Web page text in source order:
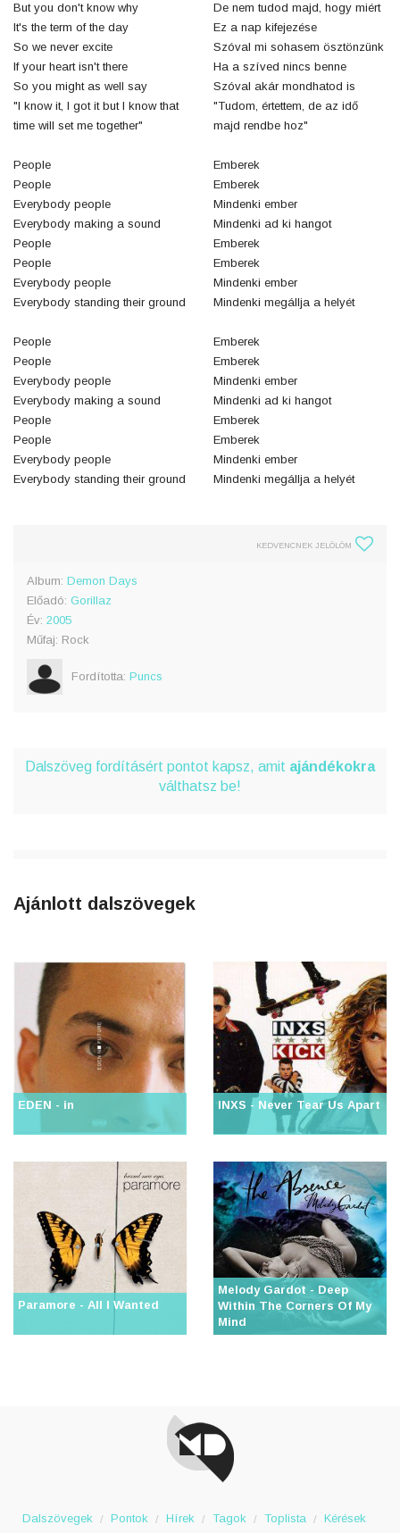
But you don't know why
It's the term of the day
So we never excite
If your heart isn't there
So you might as well say
"I know it, I got it but I know that
time will set me together"
People
People
Everybody people
Everybody making a sound
People
People
Everybody people
Everybody standing their ground
People
People
Everybody people
Everybody making a sound
People
People
Everybody people
Everybody standing their ground
De nem tudod majd, hogy miért
Ez a nap kifejezése
Szóval mi sohasem ösztönzünk
Ha a szíved nincs benne
Szóval akár mondhatod is
"Tudom, értettem, de az idő
majd rendbe hoz"
Emberek
Emberek
Mindenki ember
Mindenki ad ki hangot
Emberek
Emberek
Mindenki ember
Mindenki megállja a helyét
Emberek
Emberek
Mindenki ember
Mindenki ad ki hangot
Emberek
Emberek
Mindenki ember
Mindenki megállja a helyét
KEDVENCNEK JELÖLÖM
Album: Demon Days
Előadó: Gorillaz
Év: 2005
Műfaj: Rock
Fordította: Puncs
Dalszöveg fordításért pontot kapsz, amit ajándékokra
válthatsz be!
Ajánlott dalszövegek
EDEN - in INXS - Never Tear Us Apart
Paramore - All I Wanted
Melody Gardot - Deep
Within The Corners Of My
Mind
Dalszövegek Pontok Hírek Tagok Toplista Kérések